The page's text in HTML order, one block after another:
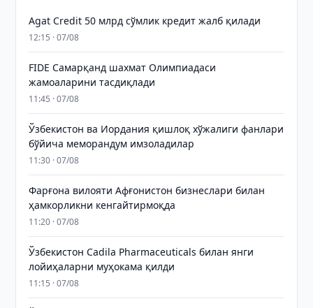
Agat Credit 50 млрд сўмлик кредит жалб қилади
12:15 · 07/08
FIDE Самарқанд шахмат Олимпиадаси
жамоаларини тасдиқлади
11:45 · 07/08
Ўзбекистон ва Иордания қишлоқ хўжалиги фанлари
бўйича меморандум имзоладилар
11:30 · 07/08
Фарғона вилояти Афғонистон бизнеслари билан
ҳамкорликни кенгайтирмоқда
11:20 · 07/08
Ўзбекистон Cadila Pharmaceuticals билан янги
лойиҳаларни муҳокама қилди
11:15 · 07/08